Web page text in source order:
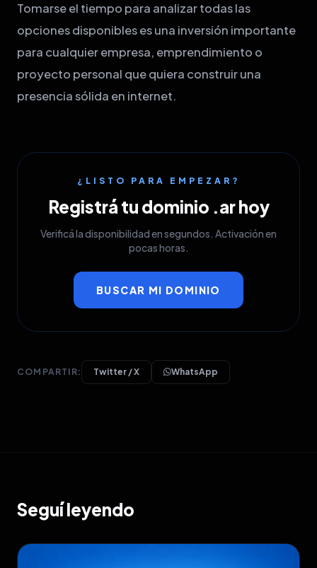
Tomarse el tiempo para analizar todas las
opciones disponibles es una inversión importante
para cualquier empresa, emprendimiento o
proyecto personal que quiera construir una
presencia sólida en internet.
¿LISTO PARA EMPEZAR?
Registrá tu dominio .ar hoy
Verificá la disponibilidad en segundos. Activación en
pocas horas.
BUSCAR MI DOMINIO
COMPARTIR: Twitter / X WhatsApp
Seguí leyendo